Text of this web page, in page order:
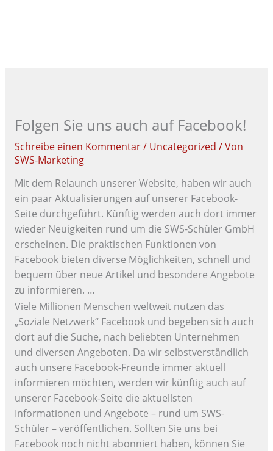
Folgen Sie uns auch auf Facebook!
Schreibe einen Kommentar/ Uncategorized / Von
SWS-Marketing
Mit dem Relaunch unserer Website, haben wir auch
ein paar Aktualisierungen auf unserer Facebook-
Seite durchgeführt. Künftig werden auch dort immer
wieder Neuigkeiten rund um die SWS-Schüler GmbH
erscheinen. Die praktischen Funktionen von
Facebook bieten diverse Möglichkeiten, schnell und
bequem über neue Artikel und besondere Angebote
zu informieren. …
Viele Millionen Menschen weltweit nutzen das
„Soziale Netzwerk“ Facebook und begeben sich auch
dort auf die Suche, nach beliebten Unternehmen
und diversen Angeboten. Da wir selbstverständlich
auch unsere Facebook-Freunde immer aktuell
informieren möchten, werden wir künftig auch auf
unserer Facebook-Seite die aktuellsten
Informationen und Angebote – rund um SWS-
Schüler – veröffentlichen. Sollten Sie uns bei
Facebook noch nicht abonniert haben, können Sie